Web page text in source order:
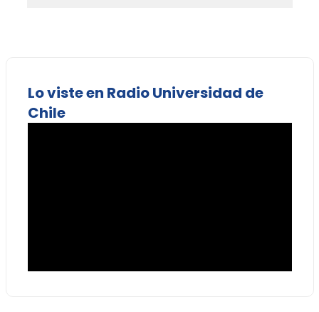
Lo viste en Radio Universidad de
Chile